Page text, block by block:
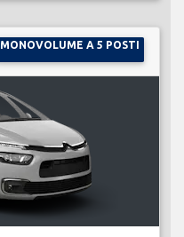
MONOVOLUME A 5 POSTI